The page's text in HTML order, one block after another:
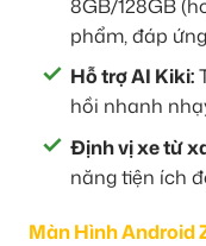
8GB/128GB
phẩm, đáp
Hỗ trợ AI Kiki:
hồi nhanh
Định vị xe từ
năng tiện ích
Màn Hình Android